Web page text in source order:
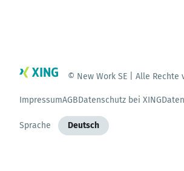
© New Work SE | Alle Rechte
ImpressumAGBDatenschutz bei XING
Sprache Deutsch